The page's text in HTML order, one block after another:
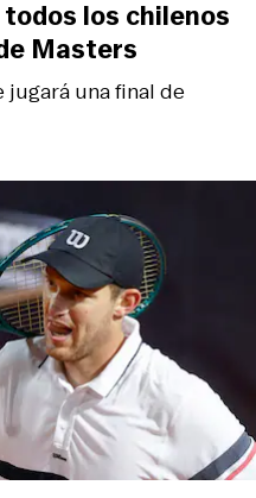
una final de
los chilenos
Masters